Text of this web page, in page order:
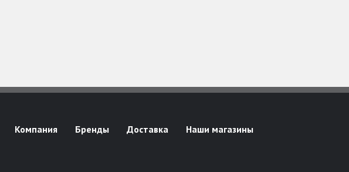
Компания Бренды Доставка Наши магазины